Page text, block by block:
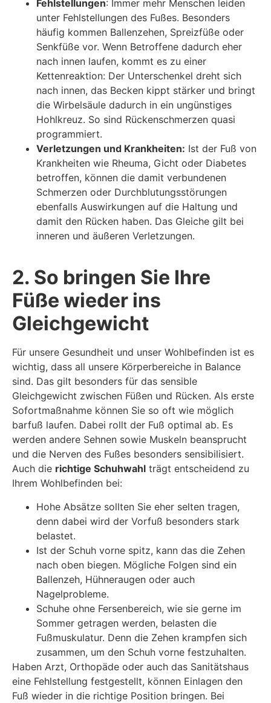
Fehlstellungen: Immer mehr Menschen leiden
unter Fehlstellungen des Fußes. Besonders
häufig kommen Ballenzehen, Spreizfüße oder
Senkfüße vor. Wenn Betroffene dadurch eher
nach innen laufen, kommt es zu einer
Kettenreaktion: Der Unterschenkel dreht sich
nach innen, das Becken kippt stärker und bringt
die Wirbelsäule dadurch in ein ungünstiges
Hohlkreuz. So sind Rückenschmerzen quasi
programmiert.
Verletzungen und Krankheiten: Ist der Fuß von
Krankheiten wie Rheuma, Gicht oder Diabetes
betroffen, können die damit verbundenen
Schmerzen oder Durchblutungsstörungen
ebenfalls Auswirkungen auf die Haltung und
damit den Rücken haben. Das Gleiche gilt bei
inneren und äußeren Verletzungen.
2. So bringen Sie Ihre
Füße wieder ins
Gleichgewicht
Für unsere Gesundheit und unser Wohlbefinden ist es
wichtig, dass all unsere Körperbereiche in Balance
sind. Das gilt besonders für das sensible
Gleichgewicht zwischen Füßen und Rücken. Als erste
Sofortmaßnahme können Sie so oft wie möglich
barfuß laufen. Dabei rollt der Fuß optimal ab. Es
werden andere Sehnen sowie Muskeln beansprucht
und die Nerven des Fußes besonders sensibilisiert.
Auch die richtige Schuhwahl trägt entscheidend zu
Ihrem Wohlbefinden bei:
Hohe Absätze sollten Sie eher selten tragen,
denn dabei wird der Vorfuß besonders stark
belastet.
Ist der Schuh vorne spitz, kann das die Zehen
nach oben biegen. Mögliche Folgen sind ein
Ballenzeh, Hühneraugen oder auch
Nagelprobleme.
Schuhe ohne Fersenbereich, wie sie gerne im
Sommer getragen werden, belasten die
Fußmuskulatur. Denn die Zehen krampfen sich
zusammen, um den Schuh vorne festzuhalten.
Haben Arzt, Orthopäde oder auch das Sanitätshaus
eine Fehlstellung festgestellt, können Einlagen den
Fuß wieder in die richtige Position bringen. Bei